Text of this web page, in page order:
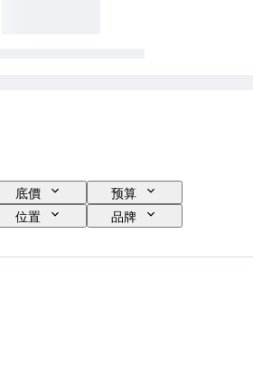
底價
预算
位置
品牌